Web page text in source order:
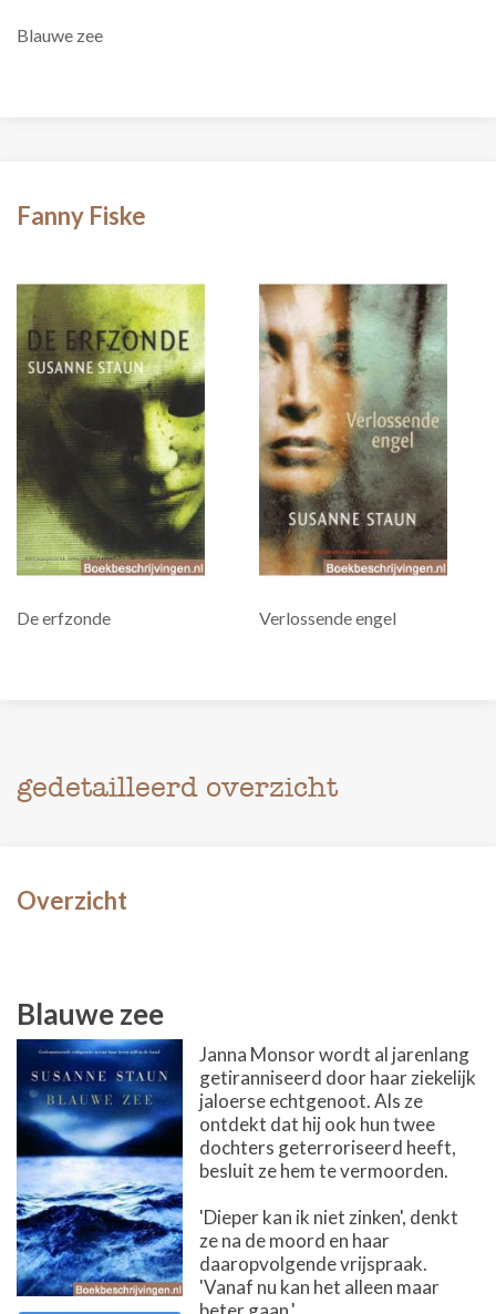
Blauwe zee
Fanny Fiske
De erfzonde Verlossende engel
gedetailleerd overzicht
Overzicht
Blauwe zee
Janna Monsor wordt al jarenlang
getiranniseerd door haar ziekelijk
jaloerse echtgenoot. Als ze
ontdekt dat hij ook hun twee
dochters geterroriseerd heeft,
besluit ze hem te vermoorden.
'Dieper kan ik niet zinken', denkt
ze na de moord en haar
daaropvolgende vrijspraak.
'Vanaf nu kan het alleen maar